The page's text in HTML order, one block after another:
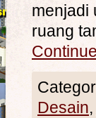
menjadi
ruang
Desain,